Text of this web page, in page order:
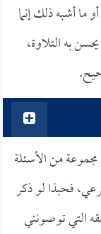
ما أشبه ذلك إنما
به التلاوة،
مجموعة من الأسئلة
فحبذا لو ذكر
التي توصونني